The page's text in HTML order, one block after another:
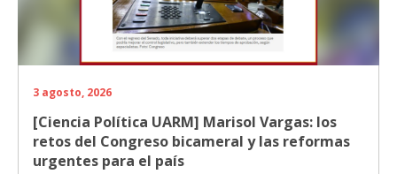
3 agosto, 2026
[Ciencia Política UARM] Marisol Vargas: los
retos del Congreso bicameral y las reformas
urgentes para el país